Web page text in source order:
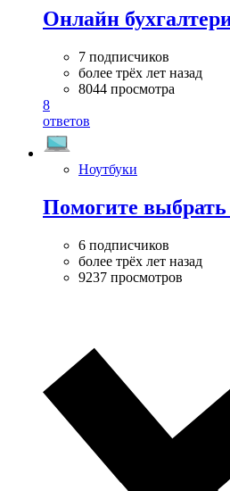
Онлайн
7 подписчиков
более трёх лет назад
8044 просмотра
8
ответов
Ноутбуки
Помогите выбрать
6 подписчиков
более трёх лет назад
9237 просмотров